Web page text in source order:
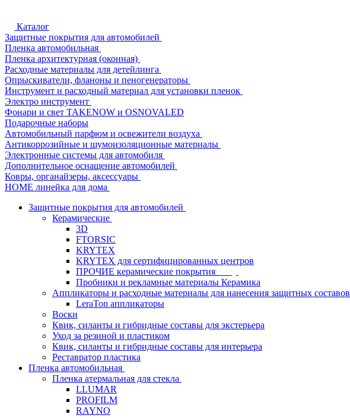
Каталог
Защитные покрытия для автомобилей
Пленка автомобильная
Пленка архитектурная (оконная)
Расходные материалы для детейлинга
Опрыскиватели, фланоны и пеногенераторы
Инструмент и расходный материал для установки пленок
Электро инструмент
Фонари и свет TAKENOW и OSNOVALED
Подарочные наборы
Автомобильный парфюм и освежители воздуха
Антикоррозийные и шумоизоляционные материалы
Электронные системы для автомобиля
Дополнительное оснащение автомобилей
Ковры, органайзеры, аксессуары
HOME линейка для дома
Защитные покрытия для автомобилей
Керамические
3D
FTORSIC
KRYTEX
KRYTEX для сертифицированных центров
ПРОЧИЕ керамические покрытия
Пробники и рекламные материалы Керамика
Аппликаторы и расходные материалы для нанесения защитных составов
LeraTon аппликаторы
Воски
Квик, силанты и гибридные составы для экстерьера
Уход за резиной и пластиком
Квик, силанты и гибридные составы для интерьера
Реставратор пластика
Пленка автомобильная
Пленка атермальная для стекла
LLUMAR
PROFILM
RAYNO